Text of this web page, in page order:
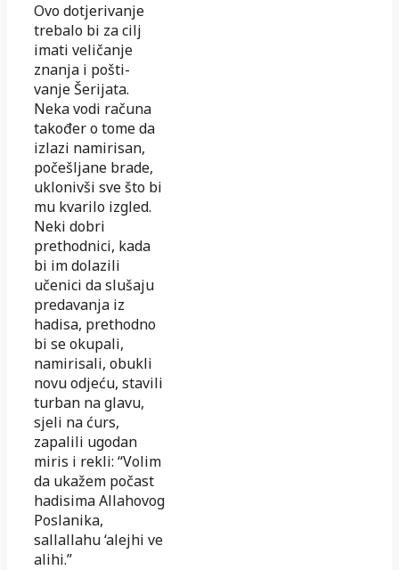
Ovo dotjerivanje
trebalo bi za cilj
imati veličanje
znanja i pošti-
vanje Šerijata.
Neka vodi računa
također o tome da
izlazi namirisan,
počešljane brade,
uklonivši sve što bi
mu kvarilo izgled.
Neki dobri
prethodnici, kada
bi im dolazili
učenici da slušaju
predavanja iz
hadisa, prethodno
bi se okupali,
namirisali, obukli
novu odjeću, stavili
turban na glavu,
sjeli na ćurs,
zapalili ugodan
miris i rekli: “Volim
da ukažem počast
hadisima Allahovog
Poslanika,
sallallahu ‘alejhi ve
alihi.”